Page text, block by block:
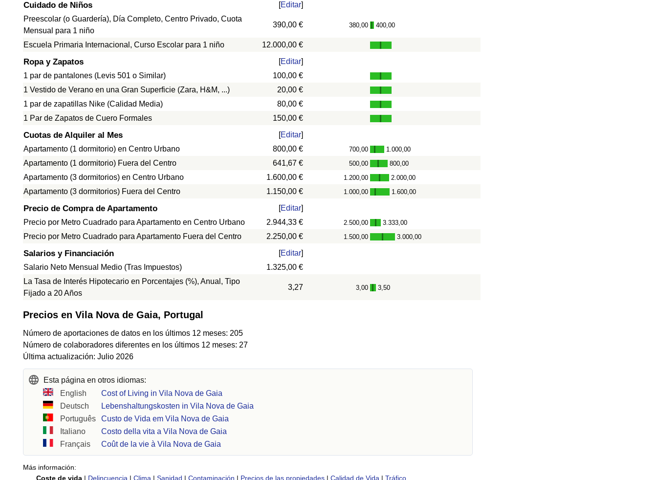
Cuidado de Niños [Editar]
Preescolar (o Guardería), Día Completo, Centro Privado, Cuota
Mensual para 1 niño
390,00 € 380,00 - 400,00
Escuela Primaria Internacional, Curso Escolar para 1 niño 12.000,00 €
Ropa y Zapatos [Editar]
1 par de pantalones (Levis 501 o Similar)
100,00 €
1 Vestido de Verano en una Gran Superficie (Zara, H&M, ...)
20,00 €
1 par de zapatillas Nike (Calidad Media)
80,00 €
1 Par de Zapatos de Cuero Formales
150,00 €
Cuotas de Alquiler al Mes [Editar]
Apartamento (1 dormitorio) en Centro Urbano
800,00 € 700,00 - 1.000,00
Apartamento (1 dormitorio) Fuera del Centro 641,67 € 500,00 - 800,00
Apartamento (3 dormitorios) en Centro Urbano 1.600,00 € 1.200,00 - 2.000,00
Apartamento (3 dormitorios) Fuera del Centro 1.150,00 € 1.000,00 - 1.600,00
Precio de Compra de Apartamento [Editar]
Precio por Metro Cuadrado para Apartamento en Centro Urbano
2.944,33 € 2.500,00 - 3.333,00
Precio por Metro Cuadrado para Apartamento Fuera del Centro 2.250,00 € 1.500,00 - 3.000,00
Salarios y Financiación [Editar]
Salario Neto Mensual Medio (Tras Impuestos)
1.325,00 €
La Tasa de Interés Hipotecario en Porcentajes (%), Anual, Tipo
Fijado a 20 Años
3,27 3,00 - 3,50
Precios en Vila Nova de Gaia, Portugal
Número de aportaciones de datos en los últimos 12 meses: 205
Número de colaboradores diferentes en los últimos 12 meses: 27
Última actualización: Julio 2026
Esta página en otros idiomas:
English
Cost of Living in Vila Nova de Gaia
Deutsch
Lebenshaltungskosten in Vila Nova de Gaia
Português
Custo de Vida em Vila Nova de Gaia
Italiano
Costo della vita a Vila Nova de Gaia
Français
Coût de la vie à Vila Nova de Gaia
Más información:
Coste de vida | Delincuencia | Clima | Sanidad | Contaminación | Precios de las propiedades | Calidad de Vida | Tráfico